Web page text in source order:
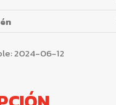
2024-06-12